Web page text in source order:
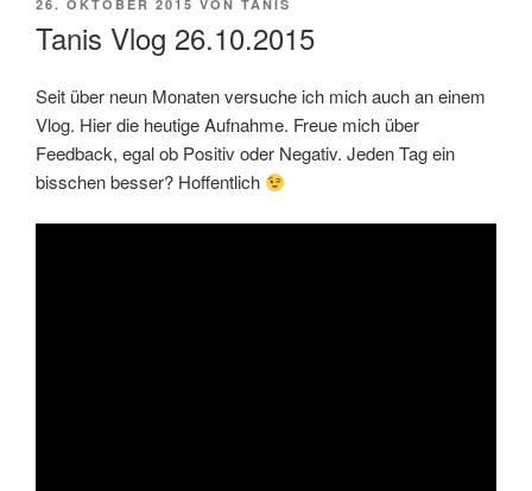
26. OKTOBER 2015 VON TANIS
Tanis Vlog 26.10.2015
Seit über neun Monaten versuche ich mich auch an einem
Vlog. Hier die heutige Aufnahme. Freue mich über
Feedback, egal ob Positiv oder Negativ. Jeden Tag ein
bisschen besser? Hoffentlich